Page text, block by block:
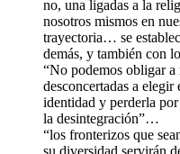
no, una ligadas a la
nosotros mismos en
trayectoria… se
demás, y también con
“No podemos obligar a
desconcertadas a
identidad y perderla
la desintegración”…
“los fronterizos que
su diversidad servirán